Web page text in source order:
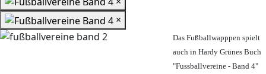
×
Das Fußballwapppen spielt
auch in Hardy Grünes Buch
"Fussballvereine - Band 4"